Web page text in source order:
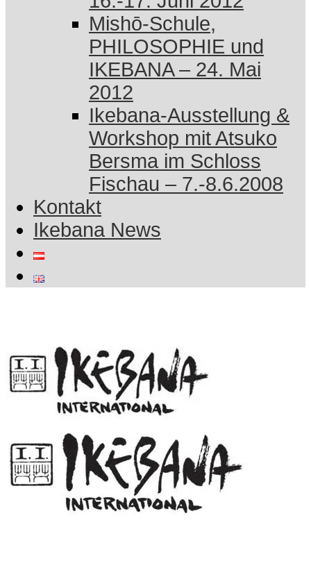
Mishō-Schule,
PHILOSOPHIE und
IKEBANA – 24. Mai
2012
Ikebana-Ausstellung &
Workshop mit Atsuko
Bersma im Schloss
Fischau – 7.-8.6.2008
Kontakt
Ikebana News